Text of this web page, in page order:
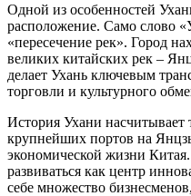
Одной из особенностей
расположение. Само слово
«пересечение рек». Город
великих китайских рек –
делает Ухань ключевым
торговли и культурного
История Ухани
крупнейших портов на
экономической жизни
развиваться как центр
себе множество